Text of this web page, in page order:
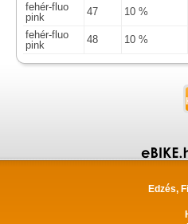
fehér-fluo
pink
47
10 %
fehér-fluo
pink
48 10 %
Edzés,